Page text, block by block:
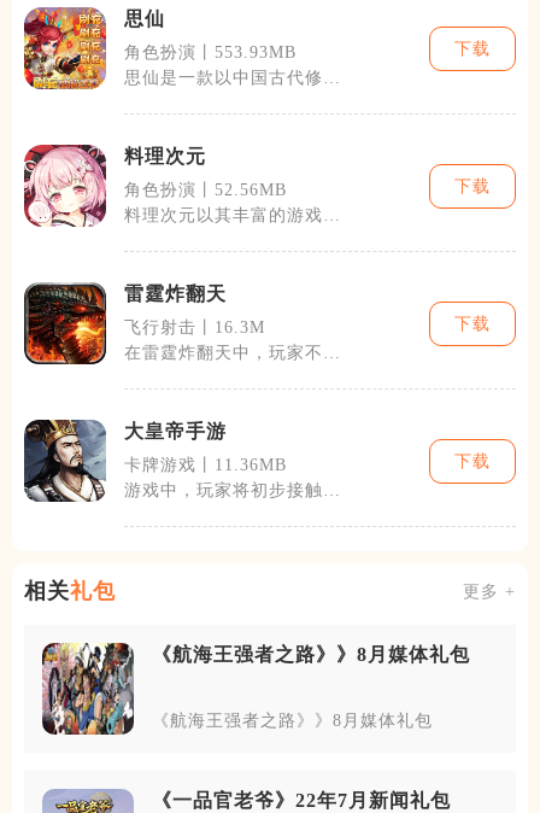
思仙
角色扮演丨553.93MB
思仙是一款以中国古代修真
下载
料理次元
角色扮演丨52.56MB
料理次元以其丰富的游戏内
下载
雷霆炸翻天
飞行射击丨16.3M
在雷霆炸翻天中，玩家不仅
下载
大皇帝手游
卡牌游戏丨11.36MB
游戏中，玩家将初步接触到
下载
相关礼包 更多 +
《航海王强者之路》》8月媒体礼包
《航海王强者之路》》8月媒体礼包
《一品官老爷》22年7月新闻礼包